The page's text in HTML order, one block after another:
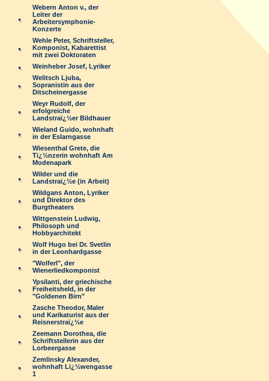
Webern Anton v., der
Leiter der
Arbeitersymphonie-
Konzerte
Wehle Peter, Schriftsteller,
Komponist, Kabarettist
mit zwei Doktoraten
Weinheber Josef, Lyriker
Welitsch Ljuba,
Sopranistin aus der
Ditscheinergasse
Weyr Rudolf, der
erfolgreiche
Landstraï¿½er Bildhauer
Wieland Guido, wohnhaft
in der Eslarngasse
Wiesenthal Grete, die
Tï¿½nzerin wohnhaft Am
Modenapark
Wilder und die
Landstraï¿½e (in Arbeit)
Wildgans Anton, Lyriker
und Direktor des
Burgtheaters
Wittgenstein Ludwig,
Philosoph und
Hobbyarchitekt
Wolf Hugo bei Dr. Svetlin
in der Leonhardgasse
"Wolferl", der
Wienerliedkomponist
Ypsilanti, der griechische
Freiheitsheld, in der
"Goldenen Birn"
Zasche Theodor, Maler
und Karikaturist aus der
Reisnerstraï¿½e
Zeemann Dorothea, die
Schriftstellerin aus der
Lorbeergasse
Zemlinsky Alexander,
wohnhaft Lï¿½wengasse
1